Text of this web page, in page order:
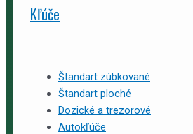
Kľúče
Štandart zúbkované
Štandart ploché
Dozické a trezorové
Autokľúče